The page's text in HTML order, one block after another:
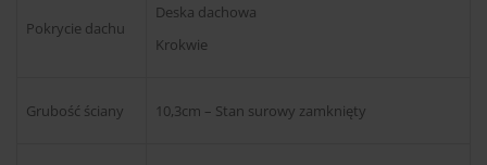
Pokrycie dachu
Deska dachowa
Krokwie
Grubość ściany 10,3cm – Stan surowy zamknięty